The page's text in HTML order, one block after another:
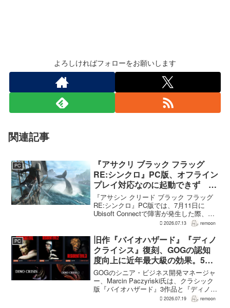
よろしければフォローをお願いします
関連記事
PC
『アサクリ ブラック フラッグ
RE:シンクロ』PC版、オフライン
プレイ対応なのに起動できず
Ubisoft Connect障害時に報告相
次ぐ
『アサシン クリード ブラック フラッグ
RE:シンクロ』PC版では、7月11日に
Ubisoft Connectで障害が発生した際、ゲ
ームを起動できないとの報告が相次い
きなかったという投稿もあり、影響は
全...
2026.07.13 remoon
PC
旧作『バイオハザード』『ディノ
クライシス』復刻、GOGの認知
度向上に近年最大級の効果。5作
品は90％超の肯定的評価
GOGのシニア・ビジネス開発マネージャ
ー、Marcin Paczyński氏は、クラシック
版『バイオハザード』3作品と『ディノク
ライシス』2作品の復刻が、近年のGOG
2026.07.19 remoon